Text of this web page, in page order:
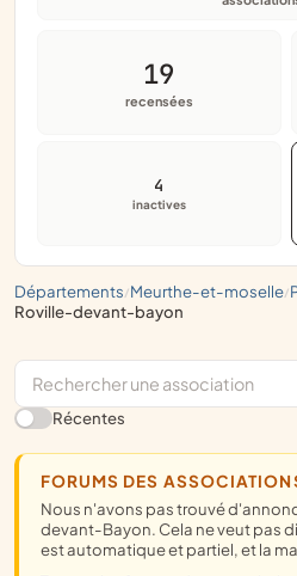
départements/ meurthe-et-moselle/
roville-devant-bayon
19
recensées
4
inactives
Récentes
FORUMS DES
Nous n'avons pas trouvé d'annonce de forum pour Roville-
devant-Bayon. Cela ne veut pas
est automatique et partiel, et la